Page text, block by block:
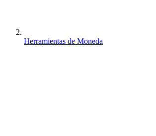
Herramientas de Moneda